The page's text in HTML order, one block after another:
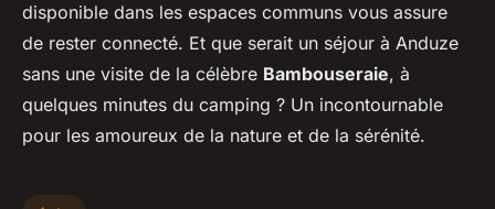
disponible dans les espaces communs vous assure
de rester connecté. Et que serait un séjour à Anduze
sans une visite de la célèbre Bambouseraie, à
quelques minutes du camping ? Un incontournable
pour les amoureux de la nature et de la sérénité.